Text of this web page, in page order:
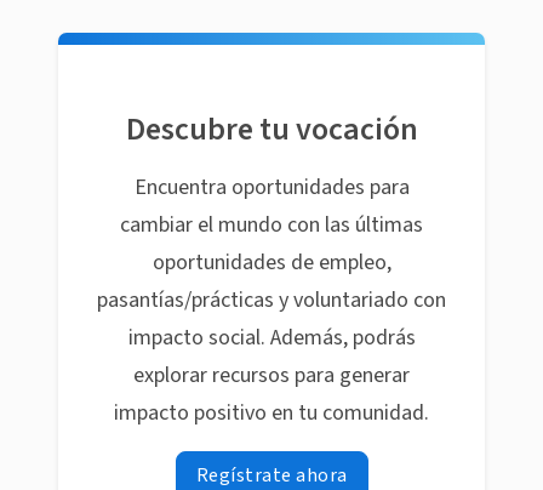
Descubre tu vocación
Encuentra oportunidades para
cambiar el mundo con las últimas
oportunidades de empleo,
pasantías/prácticas y voluntariado con
impacto social. Además, podrás
explorar recursos para generar
impacto positivo en tu comunidad.
Regístrate ahora